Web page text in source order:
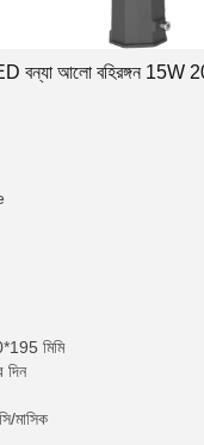
বন্যা আলো বহিরঙ্গন
মিমি
দিন
মাসিক